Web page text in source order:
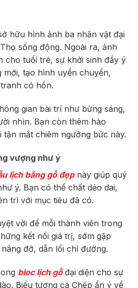
hữu hình ảnh ba nhân vật đại
sống động. Ngoài ra, ảnh
cho tuổi trẻ, sự khởi sinh đầy ý
mới, tạo hình uyển chuyển,
có hồn.
gian bài trí như bừng sáng,
nhìn. Bạn còn thêm hào
mắt chiêm ngưỡng bức này.
vượng như ý
lịch bằng gỗ đẹpnày giúp quý
ý. Bạn có thể chất dẻo dai,
trì với mục tiêu đã có.
vời để mỗi thành viên trong
kết nối giá trị, sớm gặp
đỡ, dẫn lối chỉ đường.
bloc lịch gỗđại diện cho sự
Biểu tượng cá Chép ẩn ý về